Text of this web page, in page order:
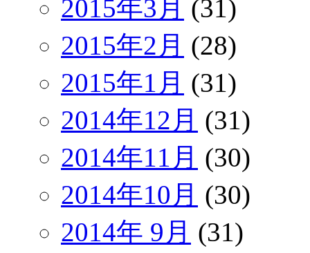
2015年3月 (31)
2015年2月 (28)
2015年1月 (31)
2014年12月 (31)
2014年11月 (30)
2014年10月 (30)
2014年 9月 (31)